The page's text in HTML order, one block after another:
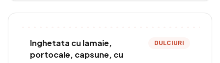
Inghetata cu lamaie,
portocale, capsune, cu
DULCIURI